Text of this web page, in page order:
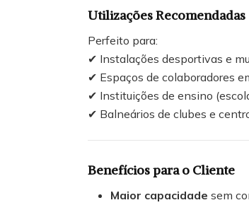
Utilizações Recomendadas
Perfeito para:
✔ Instalações desportivas e
✔ Espaços de colaboradores
✔ Instituições de ensino
✔ Balneários de clubes e
Benefícios para o Cliente
Maior capacidade sem